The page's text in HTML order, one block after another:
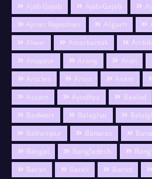
Ajab Gajab
Ajab-Gajab
Ajmer Rajasthan
Aligarh
Alwar
Amarkantak
Anuppur
Arang Aron
Articles
Artist Asam
Assam
Ayodhya Baalod
Badwani
Balaghat
Balrampur
Banaras
Bangal
Bangladesh
Baran
Bareli Barod